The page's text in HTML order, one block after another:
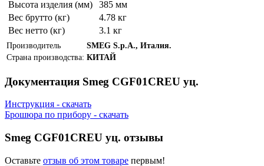
Высота изделия (мм)
385 мм
Вес брутто (кг)
4.78 кг
Вес нетто (кг)
3.1 кг
Производитель
SMEG S.p.A., Италия.
Страна производства: КИТАЙ
Документация Smeg CGF01CREU уц.
Инструкция - скачать
Брошюра по прибору - скачать
Smeg CGF01CREU уц. отзывы
Оставьте отзыв об этом товаре первым!